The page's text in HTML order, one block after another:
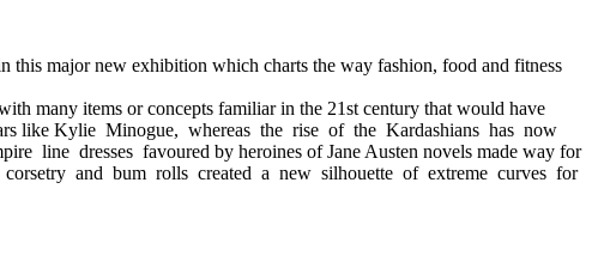
this major new exhibition which charts the way fashion, food and fitness
items or concepts familiar in the 21st century that would have
like Kylie Minogue, whereas the rise of the Kardashians has now
line dresses favoured by heroines of Jane Austen novels made way for
corsetry and bum rolls created a new silhouette of extreme curves for